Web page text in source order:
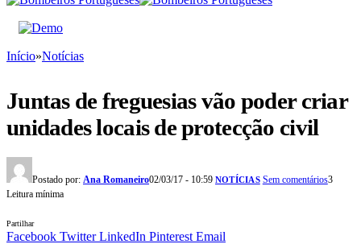
Início»Notícias
Juntas de freguesias vão poder criar
unidades locais de protecção civil
Postado por: Ana Romaneiro02/03/17 - 10:59 NOTÍCIAS Sem comentários3
Leitura mínima
Partilhar
Facebook Twitter LinkedIn Pinterest Email